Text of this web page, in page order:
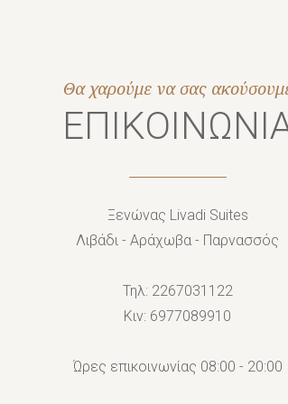
Θα χαρούμε να σας
Ξενώνας Livadi Suites
Λιβάδι - Αράχωβα - Παρνασσός
Τηλ: 2267031122
Κιν: 6977089910
Ώρες επικοινωνίας 08:00 - 20:00